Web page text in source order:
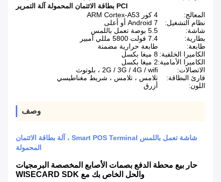
PCI بطاقة الائتمان المحمولة آلة التمرير
المعالج:
4 كور ARM Cortex-A53
نظام التشغيل:
Android 7 أو أعلى
شاشة:
5.5 بوصة تعمل باللمس
بطارية:
7.4 فولت 5800 مللي أمبير
طابعة:
طابعة حرارية مضمنة
الكاميرا الخلفية: 8 ميغا بكسل
الكاميرا الأمامية:2 ميغا بكسل
الاتصالات:
2G / 3G / 4G / wifi ، بلوتوث
قارئ البطاقة:
تلامس ، تلامس ، شريط مغناطيسي
اللون:
أزرق
وصف
شاشة تعمل باللمس Smart POS Terminal ، آلة بطاقة الائتمان
المحمولة
حار بيع محطة الدفع بصمات الأصابع المخصصة البرمجيات
والحل الخاص بك مع WISECARD SDK